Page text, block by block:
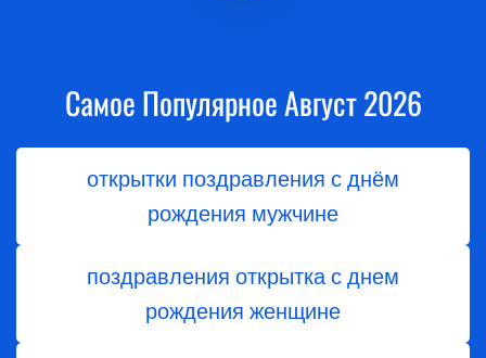
Самое Популярное Август 2026
открытки поздравления с днём
рождения мужчине
поздравления открытка с днем
рождения женщине